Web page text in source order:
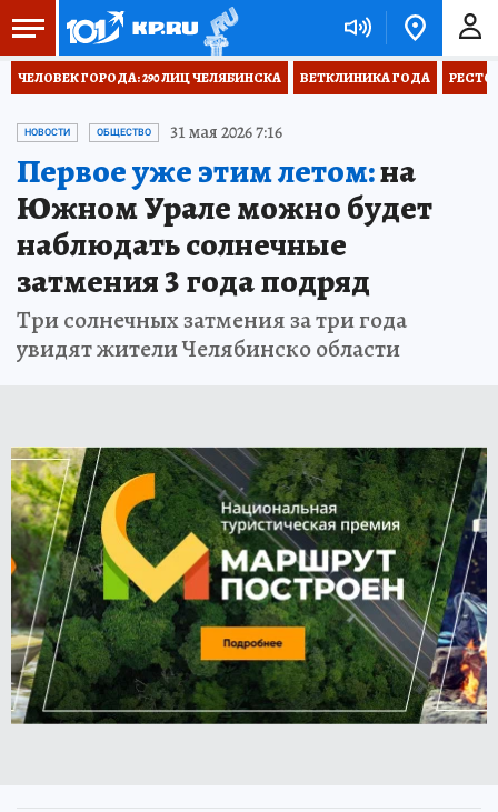
ЧЕЛОВЕК ГОРОДА: 290 ЛИЦ ЧЕЛЯБИНСКА ВЕТКЛИНИКА ГОДА
НОВОСТИ ОБЩЕСТВО 31 мая 2026 7:16
Первое уже этим летом:на
Южном Урале можно будет
наблюдать солнечные
затмения 3 года подряд
Три солнечных затмения за три года
увидят жители Челябинско области